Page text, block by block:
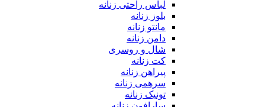
لباس راحتی زنانه
بلوز زنانه
مانتو زنانه
دامن زنانه
شال و روسری
کت زنانه
پیراهن زنانه
سرهمی زنانه
تونیک زنانه